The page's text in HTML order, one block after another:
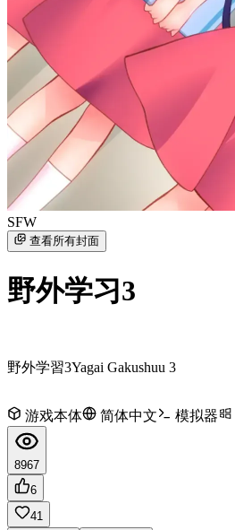
SFW
查看所有封面
野外学习3
野外学習3Yagai Gakushuu 3
游戏本体 简体中文 模拟器
8967
6
41